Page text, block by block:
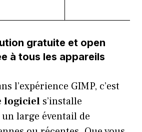
gratuite et open
à tous les appareils
l’expérience GIMP, c’est
logiciel s’installe
large éventail de